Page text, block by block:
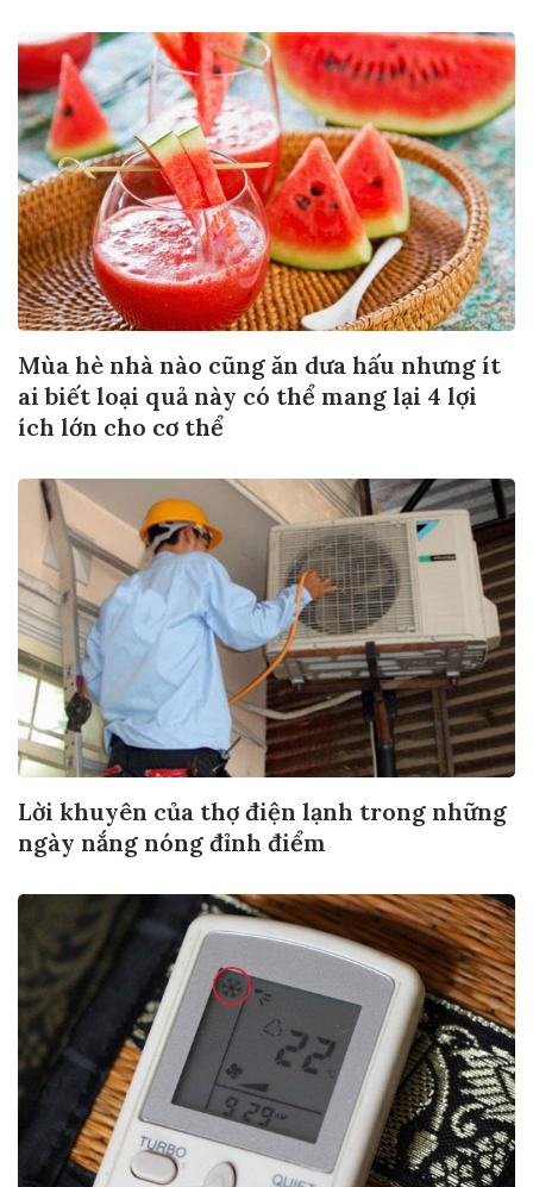
Mùa hè nhà nào cũng ăn dưa hấu nhưng ít
ai biết loại quả này có thể mang lại 4 lợi
ích lớn cho cơ thể
Lời khuyên của thợ điện lạnh trong những
ngày nắng nóng đỉnh điểm